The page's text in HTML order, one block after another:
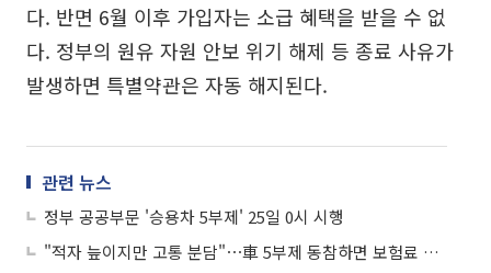
다. 반면 6월 이후 가입자는 소급 혜택을 받을 수 없
다. 정부의 원유 자원 안보 위기 해제 등 종료 사유가
발생하면 특별약관은 자동 해지된다.
관련 뉴스
정부 공공부문 '승용차 5부제' 25일 0시 시행
"적자 늪이지만 고통 분담"⋯車 5부제 동참하면 보험료 2% 깎아준다